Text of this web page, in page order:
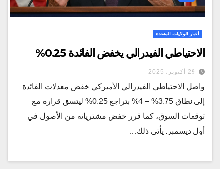
أخبار الولايات المتحدة
الاحتياطي الفيدرالي يخفض الفائدة 0.25%
29 أكتوبر، 2025
واصل الاحتياطي الفيدرالي الأميركي خفض معدلات الفائدة
إلى نطاق 3.75% – 4% بتراجع 0.25% ليتسق قراره مع
توقعات السوق، كما قرر خفض مشترياته من الأصول في
أول ديسمبر. يأتي ذلك…